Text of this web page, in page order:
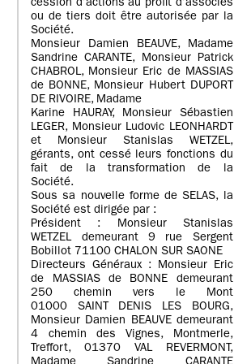
cession d’actions au profit d’associés
ou de tiers doit être autorisée par la
Société.
Monsieur Damien BEAUVE, Madame
Sandrine CARANTE, Monsieur Patrick
CHABROL, Monsieur Eric de MASSIAS
de BONNE, Monsieur Hubert DUPORT
DE RIVOIRE, Madame
Karine HAURAY, Monsieur Sébastien
LEGER, Monsieur Ludovic LEONHARDT
et Monsieur Stanislas WETZEL,
gérants, ont cessé leurs fonctions du
fait de la transformation de la
Société.
Sous sa nouvelle forme de SELAS, la
Société est dirigée par :
Président : Monsieur Stanislas
WETZEL demeurant 9 rue Sergent
Bobillot 71100 CHALON SUR SAONE
Directeurs Généraux : Monsieur Eric
de MASSIAS de BONNE demeurant
250 chemin vers le Mont
01000 SAINT DENIS LES BOURG,
Monsieur Damien BEAUVE demeurant
4 chemin des Vignes, Montmerle,
Treffort, 01370 VAL REVERMONT,